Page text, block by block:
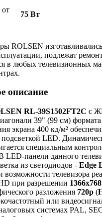
от
75 Вт
ROLSEN
подлежат
в любых телевизионных
описание
RL-39S1502FT2C с
39" (99 см) формата
экрана 400 кд/м²
LED.
специальным
LED-панели данного
из светодиодов - Edge
возможности телевизора
при разрешении 1366x768
разложения 720p (
или
системах PAL,